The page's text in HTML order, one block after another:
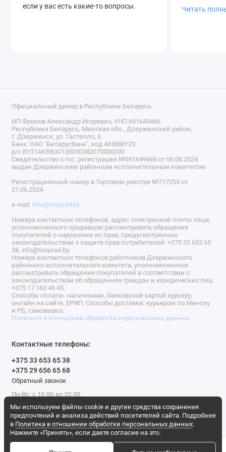
если у вас есть какие-то вопросы.
Читать
Мы используем файлы cookie и другие средства сохранения
предпочтений и анализа действий посетителей сайта. Подробнее
в Политика в отношении обработки персональных данных.
Нажмите «Принять», если даете согласие на это.
Официальный дилер в Республике Беларусь
ИП Фролов Александр Игоревич, УНП 691649466
Республика Беларусь, Минская обл., Дзержинский район,
г. Дзержинск, ул. Гастелло, 6
Банк: ОАО "Беларусбанк", код AKBBBY2X
р/с BY21AKBB30130000382070000000
Свидетельство о гос. регистрации №691649466 от 06.06.2024
выдан Дзержинским районным исполнительным комитетом
Регистрационный номер в Торговом реестре №717253 от
21.06.2024.
e-mail: info@tvoysad.by
Номера контактных телефонов, адрес электронной почты лица,
уполномоченного продавцом рассматривать обращения
покупателей о нарушении их прав, предусмотренных
законодательством о защите прав потребителей: +375 33 653 65
38, info@tvoysad.by.
Номера контактных телефонов работников Дзержинского
районного исполнительного комитета, уполномоченных
рассматривать обращения покупателей в соответствии с
законодательством об обращениях граждан и юридических лиц:
+375 17 163 46 45.
Способы оплаты: наличными, банковской картой курьеру,
онлайн на сайте, ЕРИП. Способы доставки: курьером по Минску
и РБ, самовывоз.
Политика в отношении обработки персональных данных
Контактные телефоны:
+375 33 653 65 38
+375 29 656 65 68
Обратный звонок
Пн-Вс: с 10.00 до 20.00
Мы в сети